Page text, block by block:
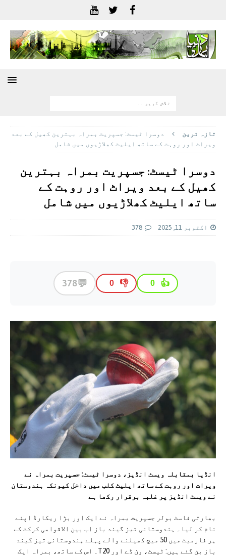
تازہ ترين
دوسرا ٹیسٹ: جسپریت بمراہ بہترين کھيل کے بعد
ویراٹ اور روہت کے ساتھ ایلیٹ کھلاڑيوں میں شامل
دوسرا ٹیسٹ: جسپریت بمراہ بہترين
کھيل کے بعد ویراٹ اور روہت کے
ساتھ ایلیٹ کھلاڑيوں میں شامل
اکتوبر 11, 2025 378
👍
0
👎
0
💬
378
انڈیا بمقابلہ ویسٹ انڈیز، دوسرا ٹیسٹ: جسپریت بمراہ نے
ویرات اور روہت کے ساتھ ایلیٹ کلب میں داخل کیونکہ ہندوستان
نے ویسٹ انڈیز پر غلبہ برقرار رکھا ہے
بھارتی فاسٹ بولر جسپریت بمراہ نے ایک اور بڑا ریکارڈ اپنے
نام کر لیا۔ ہندوستانی تیز گیند باز اب بین الاقوامی کرکٹ کے
ہر فارمیٹ میں 50 میچ کھیلنے والے پہلے ہندوستانی تیز گیند
باز بن گئے ہیں: ٹیسٹ، ون ڈے اور T20۔ اس کے ساتھ، بمراہ ایک